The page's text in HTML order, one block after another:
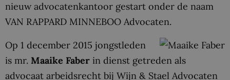
nieuw advocatenkantoor gestart onder de naam
VAN RAPPARD MINNEBOO Advocaten.
Op 1 december 2015 jongstleden
is mr. Maaike Faber in dienst getreden als
advocaat arbeidsrecht bij Wijn & Stael Advocaten